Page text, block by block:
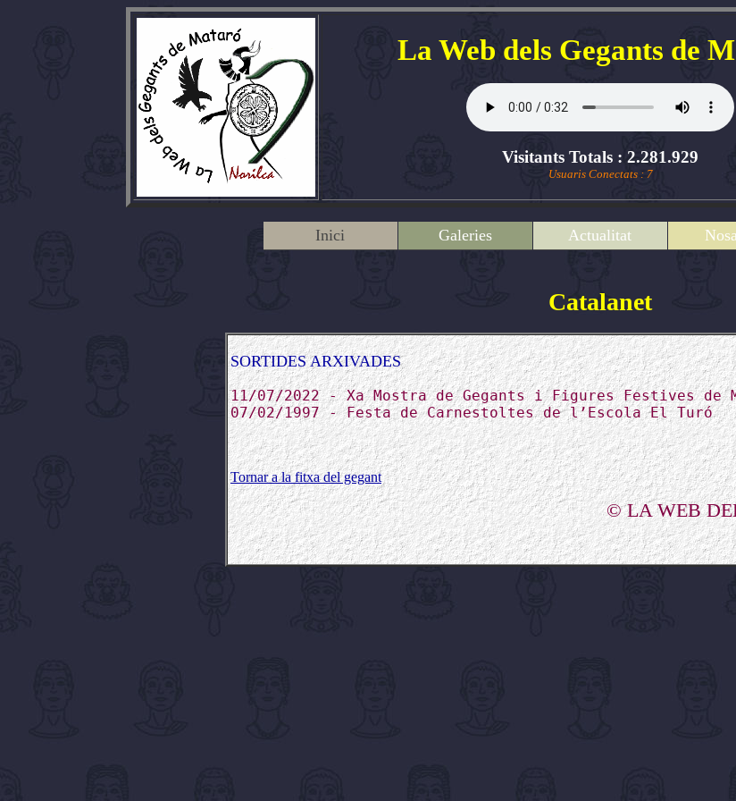
La Web dels Gegants de
Visitants Totals : 2.281.929
Usuaris Conectats : 7
Inici Galeries Actualitat
Catalanet
SORTIDES ARXIVADES
11/07/2022 - Xa Mostra de Gegants i Figures Festives de
07/02/1997 - Festa de Carnestoltes de l’Escola El Turó
Tornar a la fitxa del gegant
© LA WEB